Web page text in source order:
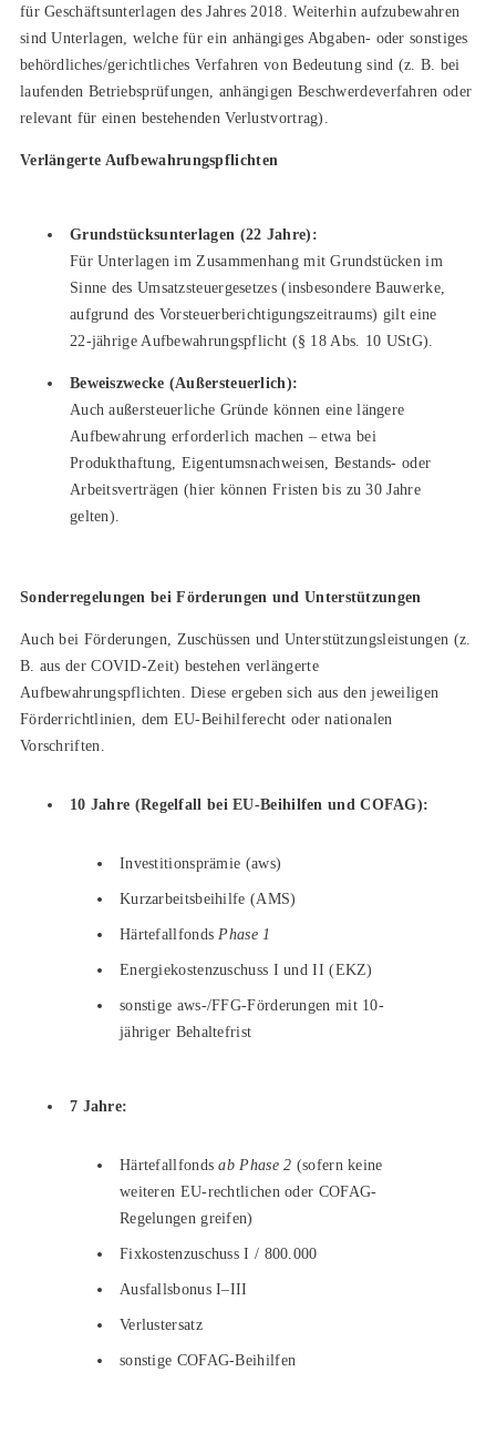
für Geschäftsunterlagen des Jahres 2018. Weiterhin aufzubewahren
sind Unterlagen, welche für ein anhängiges Abgaben- oder sonstiges
behördliches/gerichtliches Verfahren von Bedeutung sind (z. B. bei
laufenden Betriebsprüfungen, anhängigen Beschwerdeverfahren oder
relevant für einen bestehenden Verlustvortrag).
Verlängerte Aufbewahrungspflichten
Grundstücksunterlagen (22 Jahre):
Für Unterlagen im Zusammenhang mit Grundstücken im
Sinne des Umsatzsteuergesetzes (insbesondere Bauwerke,
aufgrund des Vorsteuerberichtigungszeitraums) gilt eine
22-jährige Aufbewahrungspflicht (§ 18 Abs. 10 UStG).
Beweiszwecke (Außersteuerlich):
Auch außersteuerliche Gründe können eine längere
Aufbewahrung erforderlich machen – etwa bei
Produkthaftung, Eigentumsnachweisen, Bestands- oder
Arbeitsverträgen (hier können Fristen bis zu 30 Jahre
gelten).
Sonderregelungen bei Förderungen und Unterstützungen
Auch bei Förderungen, Zuschüssen und Unterstützungsleistungen (z.
B. aus der COVID-Zeit) bestehen verlängerte
Aufbewahrungspflichten. Diese ergeben sich aus den jeweiligen
Förderrichtlinien, dem EU-Beihilferecht oder nationalen
Vorschriften.
10 Jahre (Regelfall bei EU-Beihilfen und COFAG):
Investitionsprämie (aws)
Kurzarbeitsbeihilfe (AMS)
HärtefallfondsPhase 1
Energiekostenzuschuss I und II (EKZ)
sonstige aws-/FFG-Förderungen mit 10-
jähriger Behaltefrist
7 Jahre:
Härtefallfondsab Phase 2 (sofern keine
weiteren EU-rechtlichen oder COFAG-
Regelungen greifen)
Fixkostenzuschuss I / 800.000
Ausfallsbonus I–III
Verlustersatz
sonstige COFAG-Beihilfen